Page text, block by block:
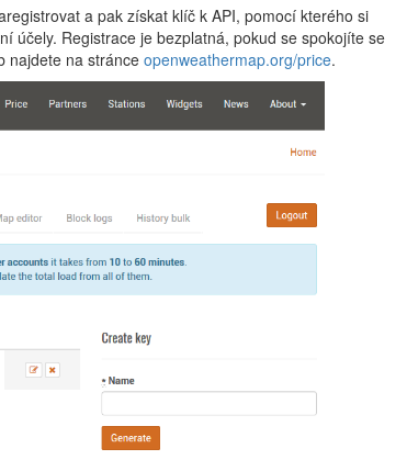
a pak získat klíč k API, pomocí kterého si
účely. Registrace je bezplatná, pokud se spokojíte se
najdete na stránce openweathermap.org/price.